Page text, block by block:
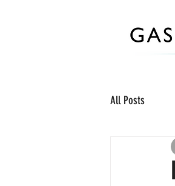
All Posts